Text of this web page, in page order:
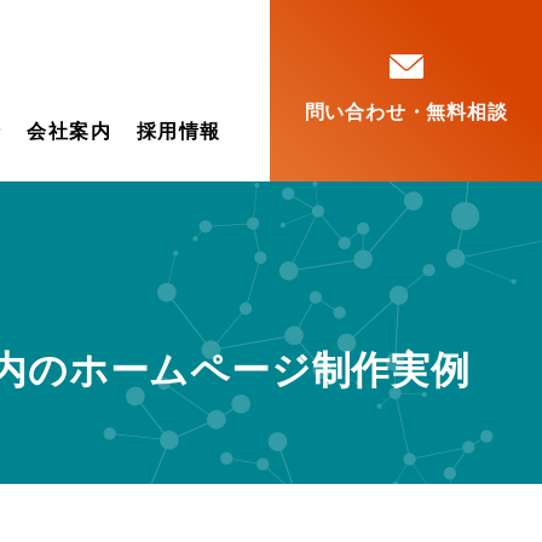
会社案内 採用情報
問い合わせ・無料相談
のホームページ制作実例